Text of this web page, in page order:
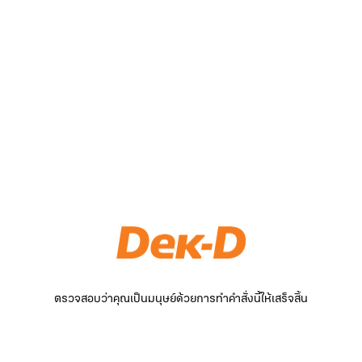
ตรวจสอบว่าคุณเป็นมนุษย์ด้วยการทำคำสั่งนี้ให้เสร็จสิ้น